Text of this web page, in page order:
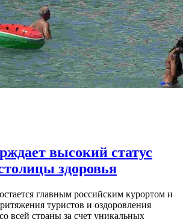
высокий статус
здоровья
главным российским курортом и
туристов и оздоровления
всей страны за счет уникальных